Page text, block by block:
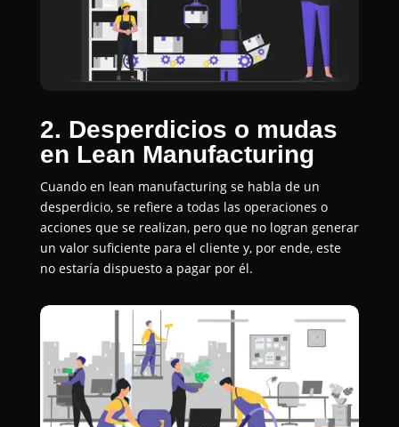
2. Desperdicios o mudas
en Lean Manufacturing
Cuando en lean manufacturing se habla de un
desperdicio, se refiere a todas las operaciones o
acciones que se realizan, pero que no logran generar
un valor suficiente para el cliente y, por ende, este
no estaría dispuesto a pagar por él.